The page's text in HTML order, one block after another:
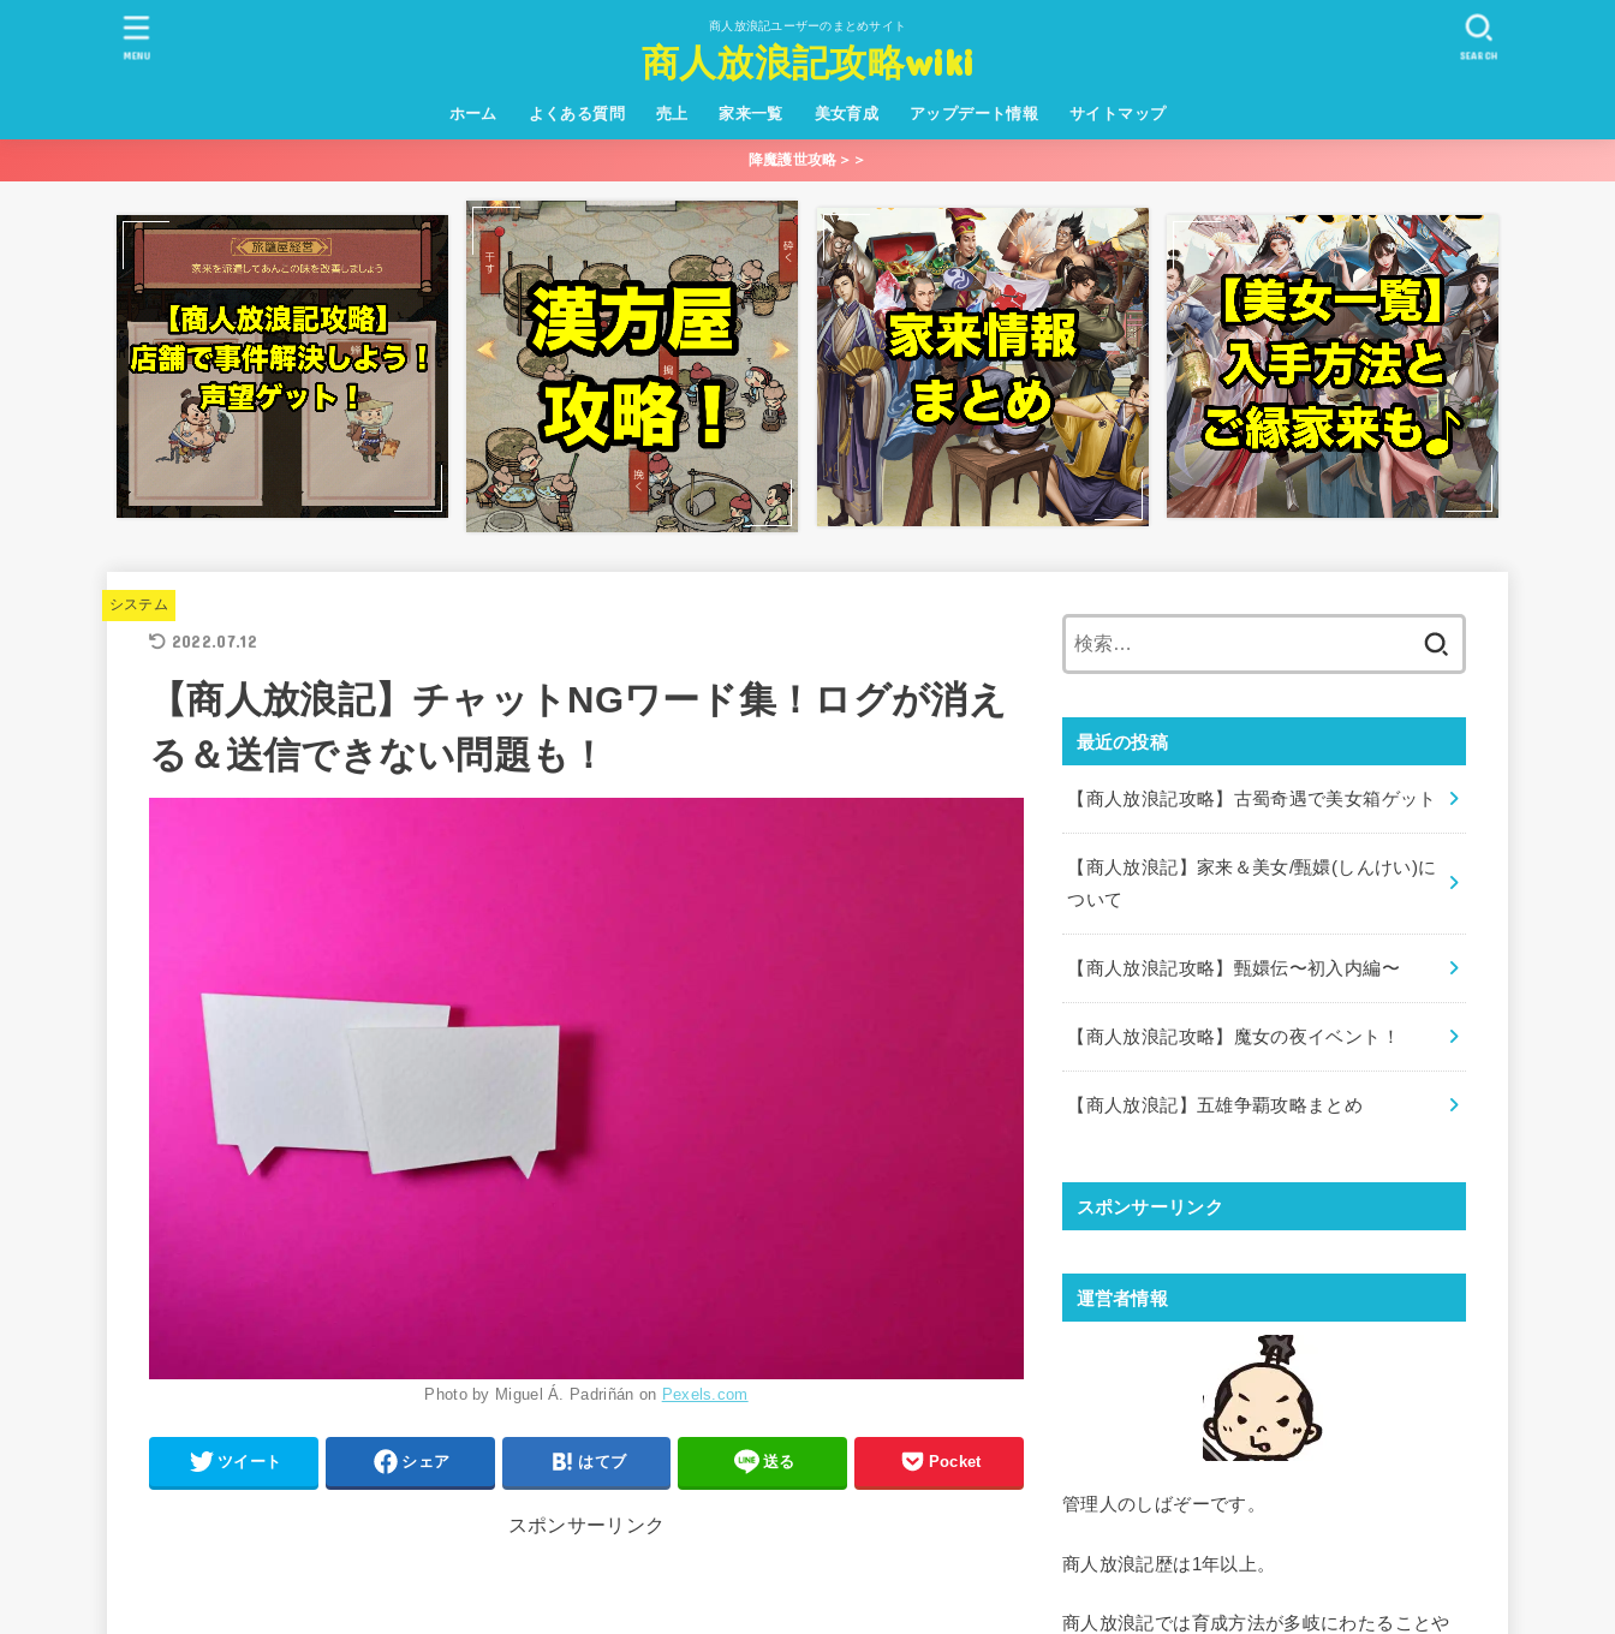
商人放浪記ユーザーのまとめサイト
商人放浪記攻略wiki
ホーム よくある質問 売上 家来一覧 美女育成 アップデート情報 サイトマップ
SEARCH
MENU
降魔護世攻略＞＞
システム
2022.07.12
【商人放浪記】チャットNGワード集！ログが消え
る＆送信できない問題も！
Photo by Miguel Á. Padriñán on Pexels.com
ツイート シェア はてブ 送る Pocket
スポンサーリンク
最近の投稿
【商人放浪記攻略】古蜀奇遇で美女箱ゲット
【商人放浪記】家来＆美女/甄嬛(しんけい)に
ついて
【商人放浪記攻略】甄嬛伝〜初入内編〜
【商人放浪記攻略】魔女の夜イベント！
【商人放浪記】五雄争覇攻略まとめ
スポンサーリンク
運営者情報
管理人のしばぞーです。
商人放浪記歴は1年以上。
商人放浪記では育成方法が多岐にわたることや